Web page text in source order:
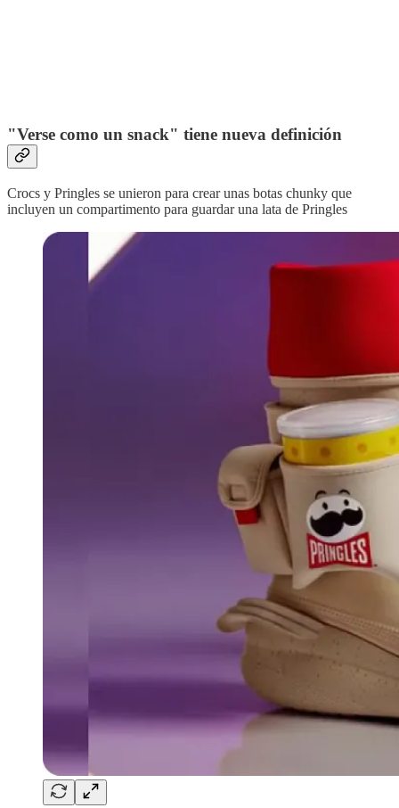
"Verse como un snack" tiene nueva definición
Crocs y Pringles se unieron para crear unas botas chunky que
incluyen un compartimento para guardar una lata de Pringles